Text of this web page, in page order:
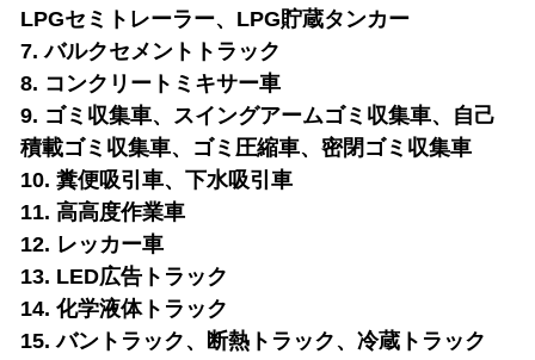
LPGセミトレーラー、LPG貯蔵タンカー
7. バルクセメントトラック
8. コンクリートミキサー車
9. ゴミ収集車、スイングアームゴミ収集車、自己
積載ゴミ収集車、ゴミ圧縮車、密閉ゴミ収集車
10. 糞便吸引車、下水吸引車
11. 高高度作業車
12. レッカー車
13. LED広告トラック
14. 化学液体トラック
15. バントラック、断熱トラック、冷蔵トラック